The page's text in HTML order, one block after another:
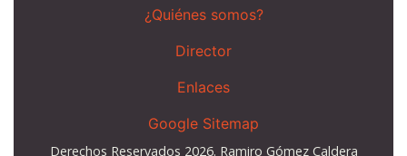
¿Quiénes somos?
Director
Enlaces
Google Sitemap
Derechos Reservados 2026. Ramiro Gómez Caldera